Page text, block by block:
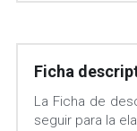
Ficha
La Ficha de
seguir para la